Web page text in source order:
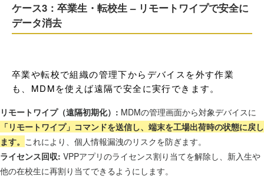
ケース3：卒業生・転校生 – リモートワイプで安全に
データ消去
卒業や転校で組織の管理下からデバイスを外す作業
も、MDMを使えば遠隔で安全に実行できます。
リモートワイプ（遠隔初期化）: MDMの管理画面から対象デバイスに
「リモートワイプ」コマンドを送信し、端末を工場出荷時の状態に戻し
ます。 これにより、個人情報漏洩のリスクを防ぎます。
ライセンス回収: VPPアプリのライセンス割り当てを解除し、新入生や
他の在校生に再割り当てできるようにします。